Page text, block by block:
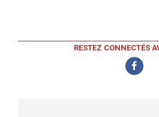
RESTEZ CONNECTÉS